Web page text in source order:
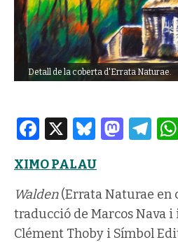
Detall de la coberta d'Errata Naturae.
Facebook
X
XIMO PALAU
Walden(Errata Naturae en
traducció de Marcos Nava i
Clément Thoby i Símbol